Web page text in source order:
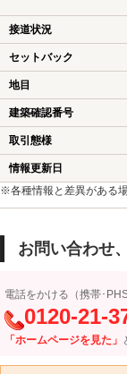
白岡市
白岡市の
加須市
加須市
加須市
加須市
接道状況
セットバック
地目
建築確認番号
取引態様
情報更新日
※各種情報と差異がある
お問い合わせ
電話をかける（携帯･PHS
0120-21-
「ホームページを見た」